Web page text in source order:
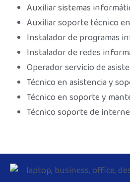
Auxiliar sistemas
Auxiliar soporte técnico
Instalador de programas
Instalador de redes
Operador servicio de
Técnico en asistencia y
Técnico en soporte y
Técnico soporte de